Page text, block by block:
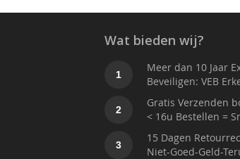
Wat bieden wij?
1
Meer dan 10 Jaar
Beveiligen: VEB
2
Gratis Verzenden
< 16u Bestellen =
3
15 Dagen
Niet-Goed-Geld-